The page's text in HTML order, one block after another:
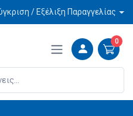
/ Εξέλιξη Παραγγελίας
0